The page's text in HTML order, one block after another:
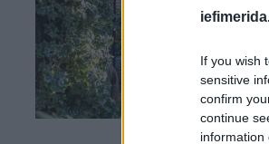
If you wish
sensitive
confirm
continue
information